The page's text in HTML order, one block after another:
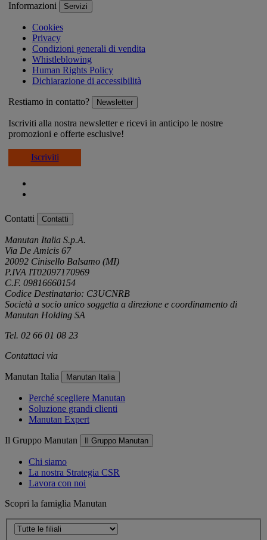
Informazioni Servizi
Cookies
Privacy
Condizioni generali di vendita
Whistleblowing
Human Rights Policy
Dichiarazione di accessibilità
Restiamo in contatto? Newsletter
Iscriviti alla nostra newsletter e ricevi in anticipo le nostre
promozioni e offerte esclusive!
Iscriviti
Contatti Contatti
Manutan Italia S.p.A.
Via De Amicis 67
20092 Cinisello Balsamo (MI)
P.IVA IT02097170969
C.F. 09816660154
Codice Destinatario: C3UCNRB
Società a socio unico soggetta a direzione e coordinamento di
Manutan Holding SA
Tel. 02 66 01 08 23
Contattaci via
Manutan Italia Manutan Italia
Perché scegliere Manutan
Soluzione grandi clienti
Manutan Expert
Il Gruppo Manutan Il Gruppo Manutan
Chi siamo
La nostra Strategia CSR
Lavora con noi
Scopri la famiglia Manutan